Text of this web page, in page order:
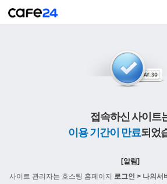
접속하신 사이트
이용 기간이 만료되었
[알림]
사이트 관리자는 호스팅 홈페이지 로그인 > 나의서